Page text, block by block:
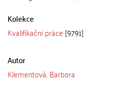
Kolekce
Kvalifikační práce [9791]
Autor
Klementová, Barbora